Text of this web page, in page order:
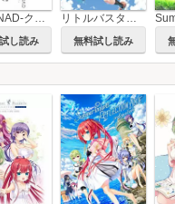
CLANNAD-クラナド-
し読み
リトルバスターズ！End of Refrain
無料試し読み